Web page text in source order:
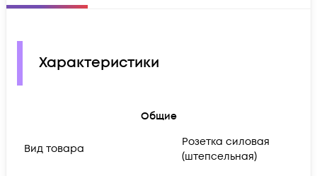
Характеристики
Общие
Вид товара
Розетка силовая
(штепсельная)